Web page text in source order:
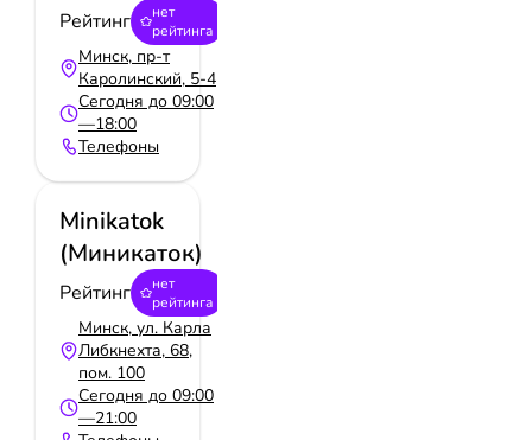
Рейтинг
нет
рейтинга
Минск, пр-т
Каролинский, 5-4
Сегодня до 09:00
—18:00
Телефоны
Minikatok
(Миникаток)
Рейтинг
нет
рейтинга
Минск, ул. Карла
Либкнехта, 68,
пом. 100
Сегодня до 09:00
—21:00